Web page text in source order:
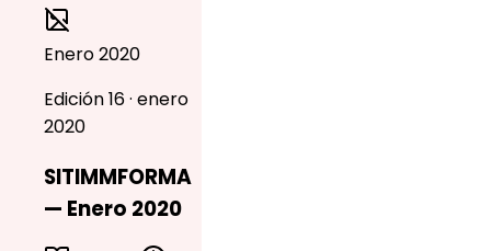
Enero 2020
Edición 16 · enero
2020
SITIMMFORMA
— Enero 2020